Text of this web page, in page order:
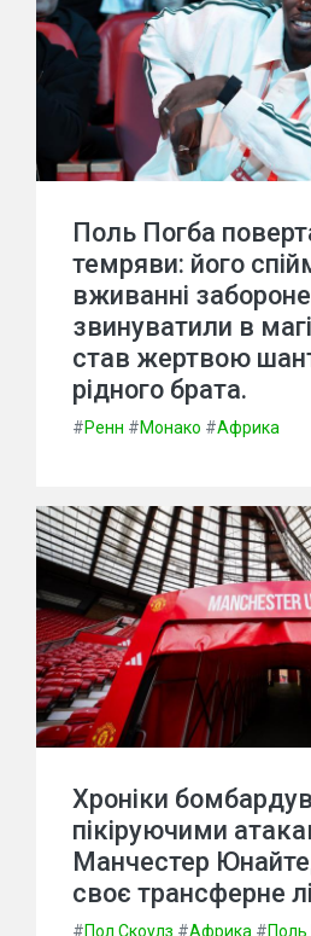
Поль Погба
темряви: його
вживанні
звинуватили в
став жертвою
рідного брата.
#Ренн #Монако #Африка
Хроніки
пікіруючими
Манчестер
своє трансферне
#Пол Скоулз #Африка #Поль